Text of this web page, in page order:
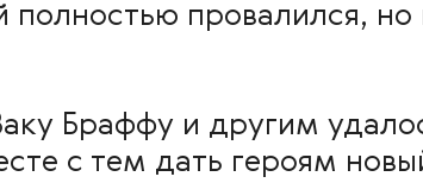
провалился, но
Браффу и другим
с тем дать героям